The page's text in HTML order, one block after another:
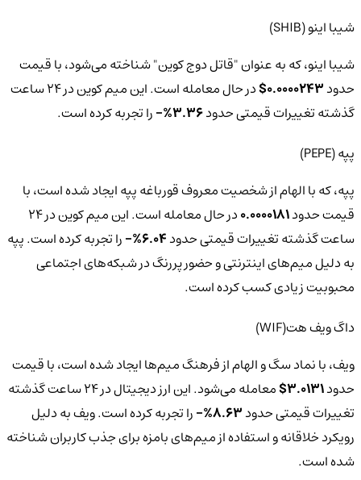
شیبا اینو (SHIB)
شیبا اینو، که به عنوان "قاتل دوج کوین" شناخته می‌شود، با قیمت
حدود0.0000243$
در حال معامله است. این میم کوین در 24 ساعت
گذشته تغییرات قیمتی حدود3.36%-
را تجربه کرده است.
پپه (PEPE)
پپه، که با الهام از شخصیت معروف قورباغه پپه ایجاد شده است، با
قیمت حدود0.0000181
در حال معامله است. این میم کوین در 24
ساعت گذشته تغییرات قیمتی حدود6.04%-
را تجربه کرده است. پپه
به دلیل میم‌های اینترنتی و حضور پررنگ در شبکه‌های اجتماعی
محبوبیت زیادی کسب کرده است.
داگ ویف هت(WIF)
ویف، با نماد سگ و الهام از فرهنگ میم‌ها ایجاد شده است، با قیمت
حدود3.0131$
معامله می‌شود. این ارز دیجیتال در 24 ساعت گذشته
تغییرات قیمتی حدود8.63%-
را تجربه کرده است. ویف به دلیل
رویکرد خلاقانه و استفاده از میم‌های بامزه برای جذب کاربران شناخته
شده است.